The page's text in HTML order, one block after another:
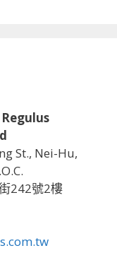
Regulus
St., Nei-Hu,
242號2樓